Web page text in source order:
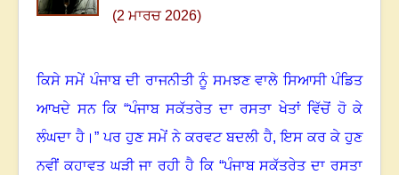
(2 ਮਾਰਚ 2026)
ਕਿਸੇ ਸਮੇਂ ਪੰਜਾਬ ਦੀ ਰਾਜਨੀਤੀ ਨੂੰ ਸਮਝਣ ਵਾਲੇ ਸਿਆਸੀ ਪੰਡਿਤ
ਆਖਦੇ ਸਨ ਕਿ “ਪੰਜਾਬ ਸਕੱਤਰੇਤ ਦਾ ਰਸਤਾ ਖੇਤਾਂ ਵਿੱਚੋਂ ਹੋ ਕੇ
ਲੰਘਦਾ ਹੈ।” ਪਰ ਹੁਣ ਸਮੇਂ ਨੇ ਕਰਵਟ ਬਦਲੀ ਹੈ,ਇਸ ਕਰ ਕੇ ਹੁਣ
ਨਵੀਂ ਕਹਾਵਤ ਘੜੀ ਜਾ ਰਹੀ ਹੈ ਕਿ “ਪੰਜਾਬ ਸਕੱਤਰੇਤ ਦਾ ਰਸਤਾ